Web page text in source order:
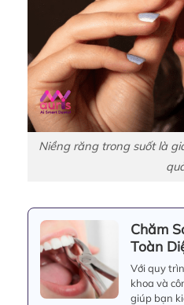
Niềng răng trong suốt là
Chăm
Toàn
Với quy
khoa và
giúp bạn